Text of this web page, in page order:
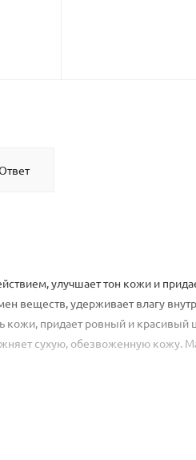
улучшает тон кожи и
веществ, удерживает влагу
кожи, придает ровный и красивый
сухую, обезвоженную кожу.